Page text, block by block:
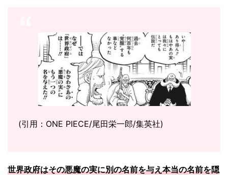
(引用：ONE PIECE/尾田栄一郎/集英社)
世界政府はその悪魔の実に別の名前を与え本当の名前を隠